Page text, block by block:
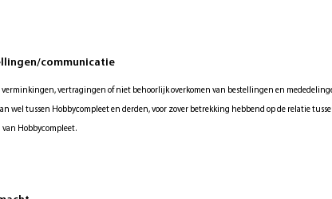
communicatie
verminkingen, vertragingen of niet behoorlijk overkomen van bestellingen en
wel tussen Hobbycompleet en derden, voor zover betrekking hebbend op de relatie
Hobbycompleet.